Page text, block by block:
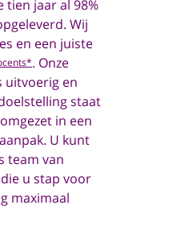
tien jaar al 98%
Wij
en een juiste
. Onze
uitvoerig en
staat
in een
U kunt
team van
u stap voor
maximaal